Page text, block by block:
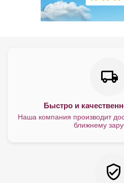
Быстро и
Наша компания производит
ближнему